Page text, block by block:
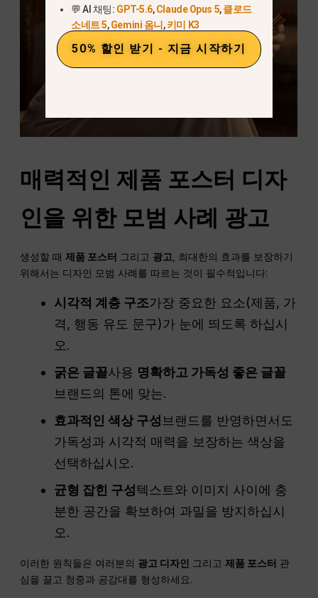
매력적인 제품 포스터 디자
인을 위한 모범 사례 광고
생성할 때제품 포스터 그리고 광고
, 최대한의 효과를 보장하기
위해서는 디자인 모범 사례를 따르는 것이 필수적입니다:
시각적 계층 구조가장 중요한 요소(제품, 가
격, 행동 유도 문구)가 눈에 띄도록 하십시
오.
굵은 글꼴사용 명확하고 가독성 좋은 글꼴
브랜드의 톤에 맞는.
효과적인 색상 구성 브랜드를 반영하면서도
가독성과 시각적 매력을 보장하는 색상을
선택하십시오.
균형 잡힌 구성텍스트와 이미지 사이에 충
분한 공간을 확보하여 과밀을 방지하십시
오.
이러한 원칙들은 여러분의 광고 디자인 그리고제품 포스터 관
심을 끌고 청중과 공감대를 형성하세요.
💬 AI 채팅: GPT-5.6,Claude Opus 5,클로드
소네트 5,Gemini 옴니 ,키미 K3
50% 할인 받기 - 지금 시작하기